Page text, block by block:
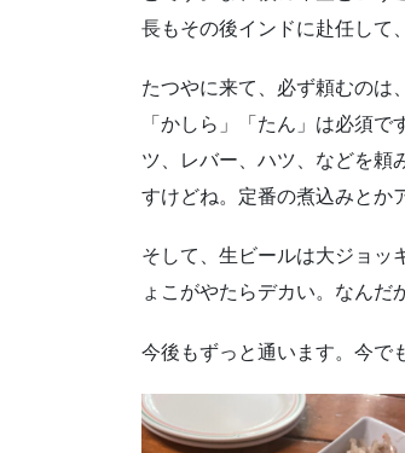
長もその後インドに赴任して
たつやに来て、必ず頼むのは
「かしら」「たん」は必須
ツ、レバー、ハツ、などを頼
すけどね。定番の煮込みとか
そして、生ビールは大ジョッ
ょこがやたらデカい。なんだ
今後もずっと通います。今で